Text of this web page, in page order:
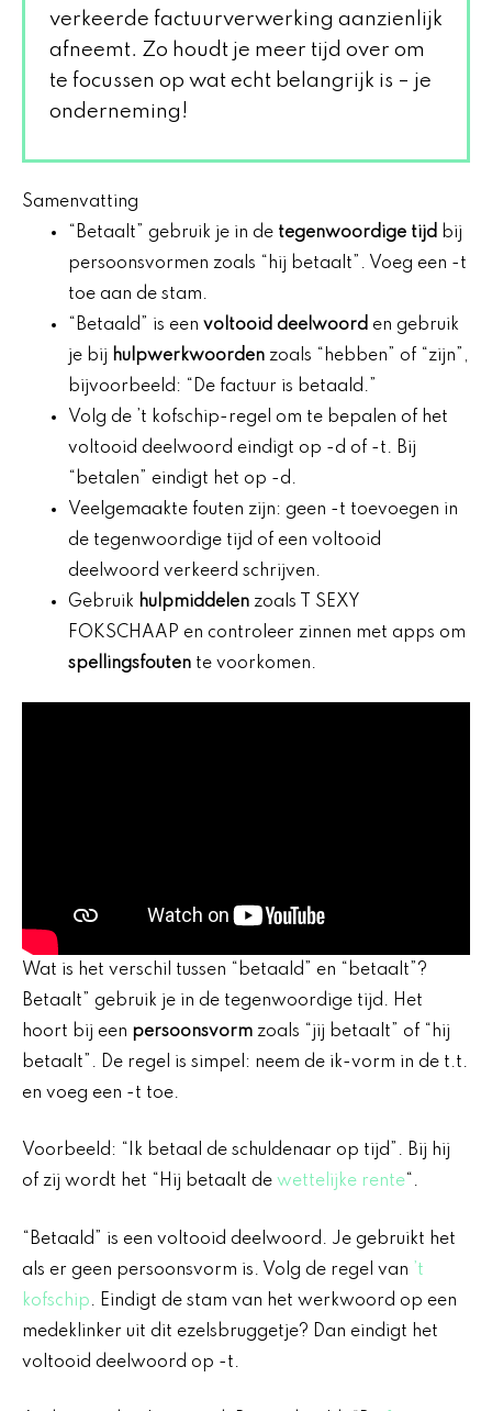
verkeerde factuurverwerking aanzienlijk
afneemt. Zo houdt je meer tijd over om
te focussen op wat echt belangrijk is – je
onderneming!
Samenvatting
“Betaalt” gebruik je in de tegenwoordige tijd bij
persoonsvormen zoals “hij betaalt”. Voeg een -t
toe aan de stam.
“Betaald” is een voltooid deelwoord en gebruik
je bij hulpwerkwoorden zoals “hebben” of “zijn”,
bijvoorbeeld: “De factuur is betaald.”
Volg de ’t kofschip-regel om te bepalen of het
voltooid deelwoord eindigt op -d of -t. Bij
“betalen” eindigt het op -d.
Veelgemaakte fouten zijn: geen -t toevoegen in
de tegenwoordige tijd of een voltooid
deelwoord verkeerd schrijven.
Gebruik hulpmiddelen zoals T SEXY
FOKSCHAAP en controleer zinnen met apps om
spellingsfouten te voorkomen.
Wat is het verschil tussen “betaald” en “betaalt”?
Betaalt” gebruik je in de tegenwoordige tijd. Het
hoort bij een persoonsvorm zoals “jij betaalt” of “hij
betaalt”. De regel is simpel: neem de ik-vorm in de t.t.
en voeg een -t toe.
Voorbeeld: “Ik betaal de schuldenaar op tijd”. Bij hij
of zij wordt het “Hij betaalt de wettelijke rente “.
“Betaald” is een voltooid deelwoord. Je gebruikt het
als er geen persoonsvorm is. Volg de regel van ’t
kofschip. Eindigt de stam van het werkwoord op een
medeklinker uit dit ezelsbruggetje? Dan eindigt het
voltooid deelwoord op -t.